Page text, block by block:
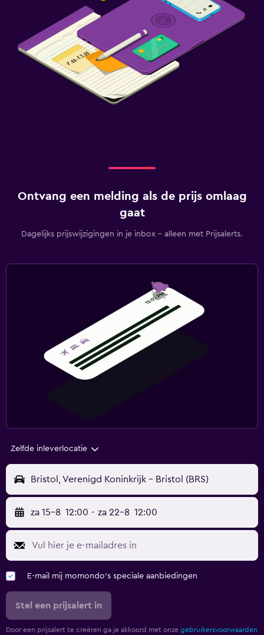
Ontvang een melding als de prijs omlaag
gaat
Dagelijks prijswijzigingen in je inbox - alleen met Prijsalerts.
Zelfde inleverlocatie
Bristol, Verenigd Koninkrijk - Bristol (BRS)
za 15-8 12:00 - za 22-8 12:00
E-mail mij momondo's speciale aanbiedingen
Stel een prijsalert in
Door een prijsalert te creëren ga je akkoord met onze gebruikersvoorwaarden